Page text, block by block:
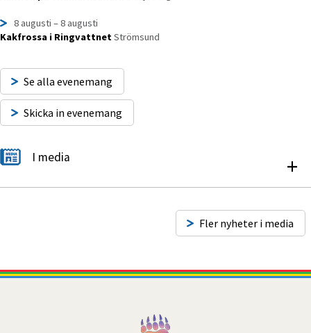
8 augusti – 8 augusti
Kakfrossa i RingvattnetStrömsund
Se alla evenemang
Skicka in evenemang
I media +
Fler nyheter i media